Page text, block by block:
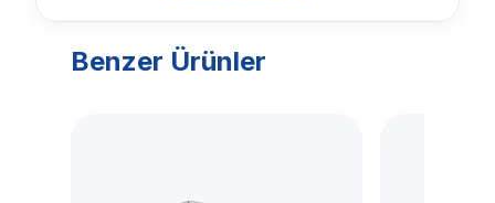
Benzer Ürünler